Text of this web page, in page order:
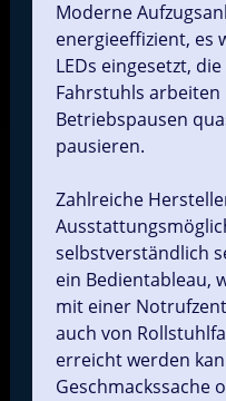
Moderne
energieeffizient, es
LEDs eingesetzt,
Fahrstuhls arbeiten
Betriebspausen
pausieren.
Zahlreiche
selbstverständlich
ein Bedientableau,
mit einer
auch von
erreicht werden
Geschmackssache